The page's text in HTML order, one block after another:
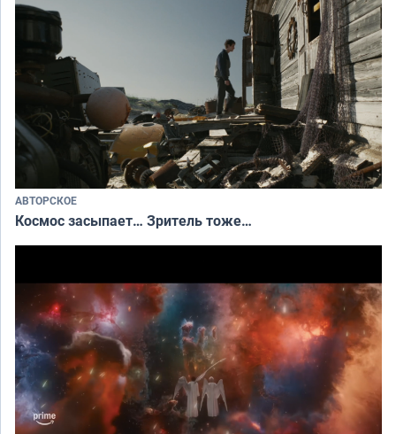
АВТОРСКОЕ
Космос засыпает… Зритель тоже…